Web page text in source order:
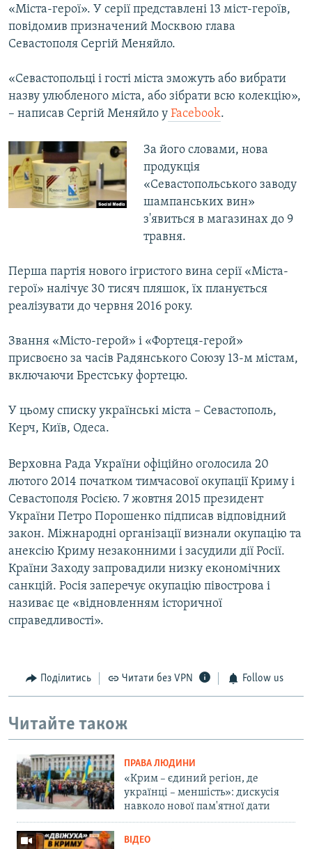
Усі сайти RFE/RL
«Міста-герої». У серії представлені 13 міст-героїв,
повідомив призначений Москвою глава
Севастополя Сергій Меняйло.
«Севастопольці і гості міста зможуть або вибрати
назву улюбленого міста, або зібрати всю колекцію»,
– написав Сергій Меняйло у Facebook.
За його словами, нова
продукція
«Севастопольського заводу
шампанських вин»
з'явиться в магазинах до 9
травня.
Перша партія нового ігристого вина серії «Міста-
герої» налічує 30 тисяч пляшок, їх планується
реалізувати до червня 2016 року.
Звання «Місто-герой» і «Фортеця-герой»
присвоєно за часів Радянського Союзу 13-м містам,
включаючи Брестську фортецю.
У цьому списку українські міста – Севастополь,
Керч, Київ, Одеса.
Верховна Рада України офіційно оголосила 20
лютого 2014 початком тимчасової окупації Криму і
Севастополя Росією. 7 жовтня 2015 президент
України Петро Порошенко підписав відповідний
закон. Міжнародні організації визнали окупацію та
анексію Криму незаконними і засудили дії Росії.
Країни Заходу запровадили низку економічних
санкцій. Росія заперечує окупацію півострова і
називає це «відновленням історичної
справедливості».
Поділитись Читати без VPN Follow us
Читайте також
ПРАВА ЛЮДИНИ
«Крим – єдиний регіон, де
українці – меншість»: дискусія
навколо нової пам'ятної дати
ВІДЕО